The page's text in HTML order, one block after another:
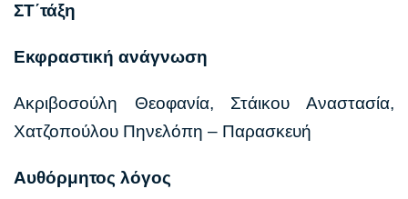
ΣΤ΄τάξη
Εκφραστική ανάγνωση
Ακριβοσούλη Θεοφανία, Στάικου Αναστασία,
Χατζοπούλου Πηνελόπη – Παρασκευή
Αυθόρμητος λόγος